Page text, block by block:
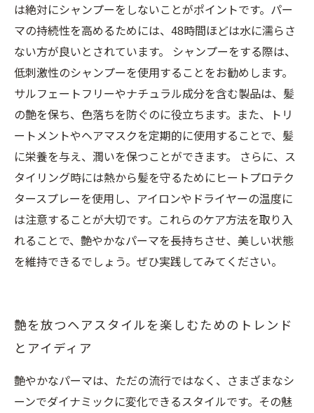
は絶対にシャンプーをしないことがポイントです。パー
マの持続性を高めるためには、48時間ほどは水に濡らさ
ない方が良いとされています。 シャンプーをする際は、
低刺激性のシャンプーを使用することをお勧めします。
サルフェートフリーやナチュラル成分を含む製品は、髪
の艶を保ち、色落ちを防ぐのに役立ちます。また、トリ
ートメントやヘアマスクを定期的に使用することで、髪
に栄養を与え、潤いを保つことができます。 さらに、ス
タイリング時には熱から髪を守るためにヒートプロテク
タースプレーを使用し、アイロンやドライヤーの温度に
は注意することが大切です。これらのケア方法を取り入
れることで、艶やかなパーマを長持ちさせ、美しい状態
を維持できるでしょう。ぜひ実践してみてください。
艶を放つヘアスタイルを楽しむためのトレンド
とアイディア
艶やかなパーマは、ただの流行ではなく、さまざまなシ
ーンでダイナミックに変化できるスタイルです。その魅